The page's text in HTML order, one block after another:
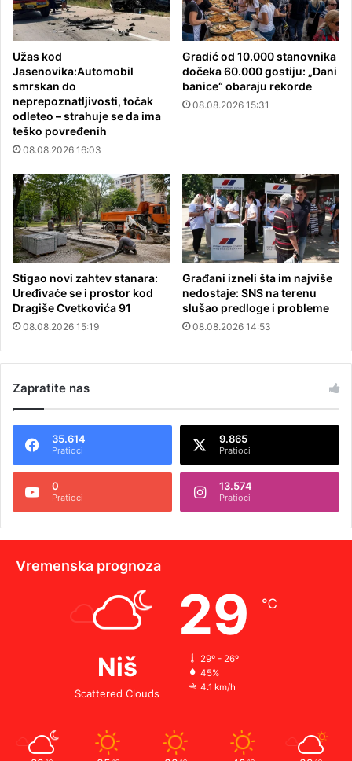
Užas kod
Jasenovika:Automobil
smrskan do
neprepoznatljivosti, točak
odleteo – strahuje se da ima
teško povređenih
08.08.2026 16:03
Gradić od 10.000 stanovnika
dočeka 60.000 gostiju: „Dani
banice“ obaraju rekorde
08.08.2026 15:31
Stigao novi zahtev stanara:
Uređivaće se i prostor kod
Dragiše Cvetkovića 91
08.08.2026 15:19
Građani izneli šta im najviše
nedostaje: SNS na terenu
slušao predloge i probleme
08.08.2026 14:53
Zapratite nas
35.614
Pratioci
9.865
Pratioci
0
Pratioci
13.574
Pratioci
Vremenska prognoza
Niš
Scattered Clouds
29 ℃
29º - 26º
45%
4.1 km/h